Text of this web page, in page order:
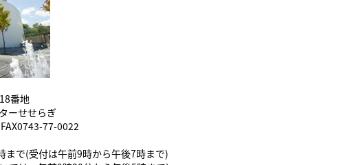
番地
ーせせらぎ
77-0022
まで(受付は午前9時から午後7時まで)